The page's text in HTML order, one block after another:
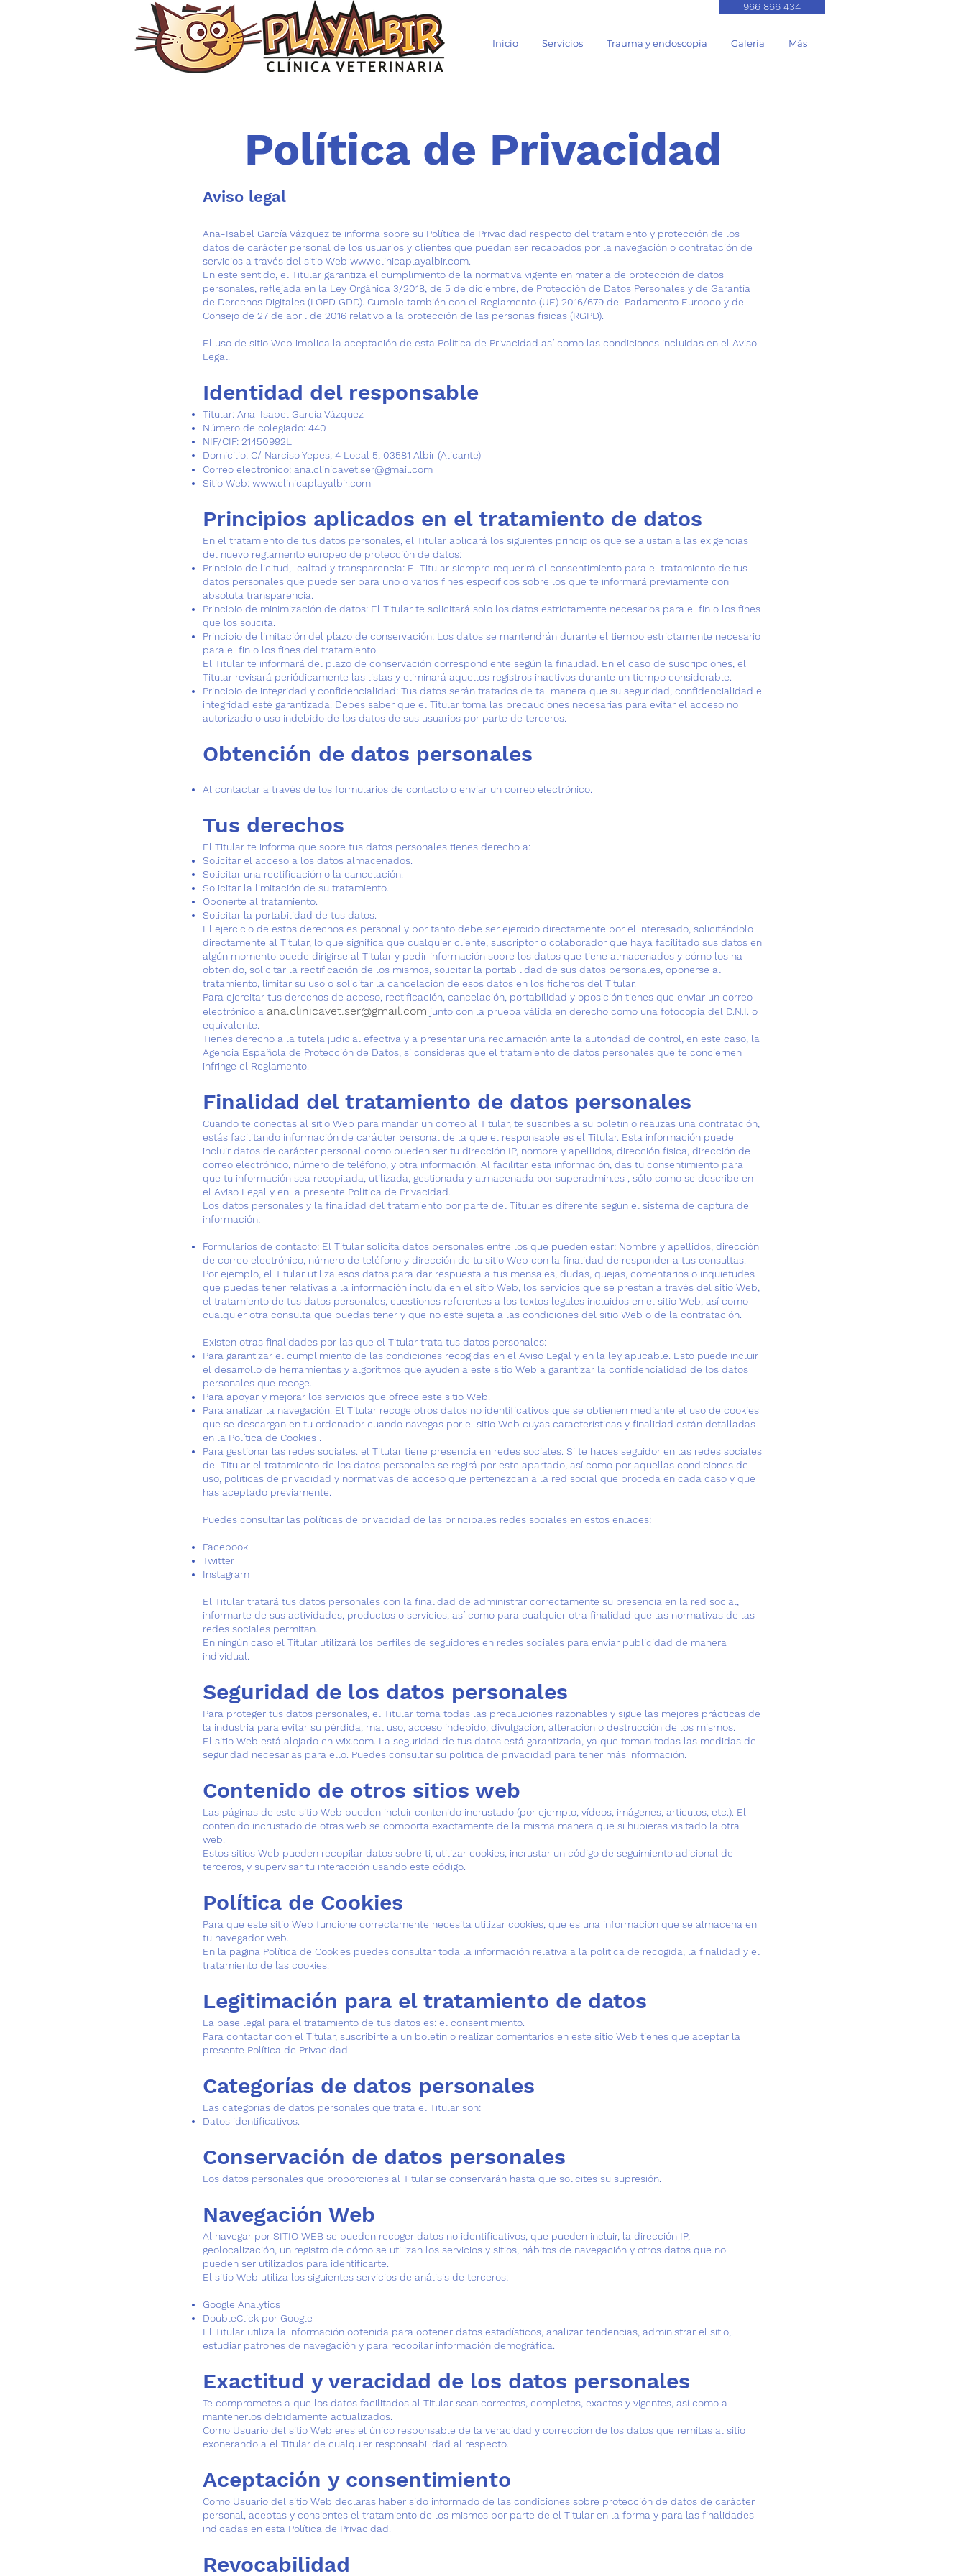
966 866 434
Inicio Servicios Trauma y endoscopia Galeria Más
Política de Privacidad
Aviso legal
Ana-Isabel García Vázquez te informa sobre su Política de Privacidad respecto del tratamiento y protección de los
datos de carácter personal de los usuarios y clientes que puedan ser recabados por la navegación o contratación de
servicios a través del sitio Web www.clinicaplayalbir.com.
En este sentido, el Titular garantiza el cumplimiento de la normativa vigente en materia de protección de datos
personales, reflejada en la Ley Orgánica 3/2018, de 5 de diciembre, de Protección de Datos Personales y de Garantía
de Derechos Digitales (LOPD GDD). Cumple también con el Reglamento (UE) 2016/679 del Parlamento Europeo y del
Consejo de 27 de abril de 2016 relativo a la protección de las personas físicas (RGPD).
El uso de sitio Web implica la aceptación de esta Política de Privacidad así como las condiciones incluidas en el Aviso
Legal.
Identidad del responsable
Titular: Ana-Isabel García Vázquez
Número de colegiado: 440
NIF/CIF: 21450992L
Domicilio: C/ Narciso Yepes, 4 Local 5, 03581 Albir (Alicante)
Correo electrónico: ana.clinicavet.ser@gmail.com
Sitio Web: www.clinicaplayalbir.com
Principios aplicados en el tratamiento de datos
En el tratamiento de tus datos personales, el Titular aplicará los siguientes principios que se ajustan a las exigencias
del nuevo reglamento europeo de protección de datos:
Principio de licitud, lealtad y transparencia: El Titular siempre requerirá el consentimiento para el tratamiento de tus
datos personales que puede ser para uno o varios fines específicos sobre los que te informará previamente con
absoluta transparencia.
Principio de minimización de datos: El Titular te solicitará solo los datos estrictamente necesarios para el fin o los fines
que los solicita.
Principio de limitación del plazo de conservación: Los datos se mantendrán durante el tiempo estrictamente necesario
para el fin o los fines del tratamiento.
El Titular te informará del plazo de conservación correspondiente según la finalidad. En el caso de suscripciones, el
Titular revisará periódicamente las listas y eliminará aquellos registros inactivos durante un tiempo considerable.
Principio de integridad y confidencialidad: Tus datos serán tratados de tal manera que su seguridad, confidencialidad e
integridad esté garantizada. Debes saber que el Titular toma las precauciones necesarias para evitar el acceso no
autorizado o uso indebido de los datos de sus usuarios por parte de terceros.
Obtención de datos personales
Al contactar a través de los formularios de contacto o enviar un correo electrónico.
Tus derechos
El Titular te informa que sobre tus datos personales tienes derecho a:
Solicitar el acceso a los datos almacenados.
Solicitar una rectificación o la cancelación.
Solicitar la limitación de su tratamiento.
Oponerte al tratamiento.
Solicitar la portabilidad de tus datos.
El ejercicio de estos derechos es personal y por tanto debe ser ejercido directamente por el interesado, solicitándolo
directamente al Titular, lo que significa que cualquier cliente, suscriptor o colaborador que haya facilitado sus datos en
algún momento puede dirigirse al Titular y pedir información sobre los datos que tiene almacenados y cómo los ha
obtenido, solicitar la rectificación de los mismos, solicitar la portabilidad de sus datos personales, oponerse al
tratamiento, limitar su uso o solicitar la cancelación de esos datos en los ficheros del Titular.
Para ejercitar tus derechos de acceso, rectificación, cancelación, portabilidad y oposición tienes que enviar un correo
electrónico a ana.clinicavet.ser@gmail.com junto con la prueba válida en derecho como una fotocopia del D.N.I. o
equivalente.
Tienes derecho a la tutela judicial efectiva y a presentar una reclamación ante la autoridad de control, en este caso, la
Agencia Española de Protección de Datos, si consideras que el tratamiento de datos personales que te conciernen
infringe el Reglamento.
Finalidad del tratamiento de datos personales
Cuando te conectas al sitio Web para mandar un correo al Titular, te suscribes a su boletín o realizas una contratación,
estás facilitando información de carácter personal de la que el responsable es el Titular. Esta información puede
incluir datos de carácter personal como pueden ser tu dirección IP, nombre y apellidos, dirección física, dirección de
correo electrónico, número de teléfono, y otra información. Al facilitar esta información, das tu consentimiento para
que tu información sea recopilada, utilizada, gestionada y almacenada por superadmin.es , sólo como se describe en
el Aviso Legal y en la presente Política de Privacidad.
Los datos personales y la finalidad del tratamiento por parte del Titular es diferente según el sistema de captura de
información:
Formularios de contacto: El Titular solicita datos personales entre los que pueden estar: Nombre y apellidos, dirección
de correo electrónico, número de teléfono y dirección de tu sitio Web con la finalidad de responder a tus consultas.
Por ejemplo, el Titular utiliza esos datos para dar respuesta a tus mensajes, dudas, quejas, comentarios o inquietudes
que puedas tener relativas a la información incluida en el sitio Web, los servicios que se prestan a través del sitio Web,
el tratamiento de tus datos personales, cuestiones referentes a los textos legales incluidos en el sitio Web, así como
cualquier otra consulta que puedas tener y que no esté sujeta a las condiciones del sitio Web o de la contratación.
Existen otras finalidades por las que el Titular trata tus datos personales:
Para garantizar el cumplimiento de las condiciones recogidas en el Aviso Legal y en la ley aplicable. Esto puede incluir
el desarrollo de herramientas y algoritmos que ayuden a este sitio Web a garantizar la confidencialidad de los datos
personales que recoge.
Para apoyar y mejorar los servicios que ofrece este sitio Web.
Para analizar la navegación. El Titular recoge otros datos no identificativos que se obtienen mediante el uso de cookies
que se descargan en tu ordenador cuando navegas por el sitio Web cuyas características y finalidad están detalladas
en la Política de Cookies .
Para gestionar las redes sociales. el Titular tiene presencia en redes sociales. Si te haces seguidor en las redes sociales
del Titular el tratamiento de los datos personales se regirá por este apartado, así como por aquellas condiciones de
uso, políticas de privacidad y normativas de acceso que pertenezcan a la red social que proceda en cada caso y que
has aceptado previamente.
Puedes consultar las políticas de privacidad de las principales redes sociales en estos enlaces:
Facebook
Twitter
Instagram
El Titular tratará tus datos personales con la finalidad de administrar correctamente su presencia en la red social,
informarte de sus actividades, productos o servicios, así como para cualquier otra finalidad que las normativas de las
redes sociales permitan.
En ningún caso el Titular utilizará los perfiles de seguidores en redes sociales para enviar publicidad de manera
individual.
Seguridad de los datos personales
Para proteger tus datos personales, el Titular toma todas las precauciones razonables y sigue las mejores prácticas de
la industria para evitar su pérdida, mal uso, acceso indebido, divulgación, alteración o destrucción de los mismos.
El sitio Web está alojado en wix.com. La seguridad de tus datos está garantizada, ya que toman todas las medidas de
seguridad necesarias para ello. Puedes consultar su política de privacidad para tener más información.
Contenido de otros sitios web
Las páginas de este sitio Web pueden incluir contenido incrustado (por ejemplo, vídeos, imágenes, artículos, etc.). El
contenido incrustado de otras web se comporta exactamente de la misma manera que si hubieras visitado la otra
web.
Estos sitios Web pueden recopilar datos sobre ti, utilizar cookies, incrustar un código de seguimiento adicional de
terceros, y supervisar tu interacción usando este código.
Política de Cookies
Para que este sitio Web funcione correctamente necesita utilizar cookies, que es una información que se almacena en
tu navegador web.
En la página Política de Cookies puedes consultar toda la información relativa a la política de recogida, la finalidad y el
tratamiento de las cookies.
Legitimación para el tratamiento de datos
La base legal para el tratamiento de tus datos es: el consentimiento.
Para contactar con el Titular, suscribirte a un boletín o realizar comentarios en este sitio Web tienes que aceptar la
presente Política de Privacidad.
Categorías de datos personales
Las categorías de datos personales que trata el Titular son:
Datos identificativos.
Conservación de datos personales
Los datos personales que proporciones al Titular se conservarán hasta que solicites su supresión.
Navegación Web
Al navegar por SITIO WEB se pueden recoger datos no identificativos, que pueden incluir, la dirección IP,
geolocalización, un registro de cómo se utilizan los servicios y sitios, hábitos de navegación y otros datos que no
pueden ser utilizados para identificarte.
El sitio Web utiliza los siguientes servicios de análisis de terceros:
Google Analytics
DoubleClick por Google
El Titular utiliza la información obtenida para obtener datos estadísticos, analizar tendencias, administrar el sitio,
estudiar patrones de navegación y para recopilar información demográfica.
Exactitud y veracidad de los datos personales
Te comprometes a que los datos facilitados al Titular sean correctos, completos, exactos y vigentes, así como a
mantenerlos debidamente actualizados.
Como Usuario del sitio Web eres el único responsable de la veracidad y corrección de los datos que remitas al sitio
exonerando a el Titular de cualquier responsabilidad al respecto.
Aceptación y consentimiento
Como Usuario del sitio Web declaras haber sido informado de las condiciones sobre protección de datos de carácter
personal, aceptas y consientes el tratamiento de los mismos por parte de el Titular en la forma y para las finalidades
indicadas en esta Política de Privacidad.
Revocabilidad